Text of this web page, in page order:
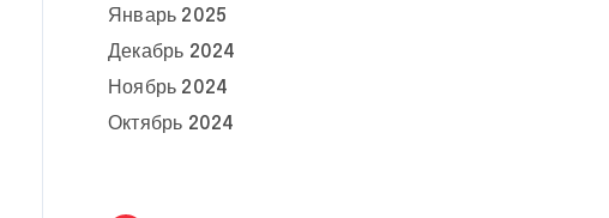
Январь 2025
Декабрь 2024
Ноябрь 2024
Октябрь 2024